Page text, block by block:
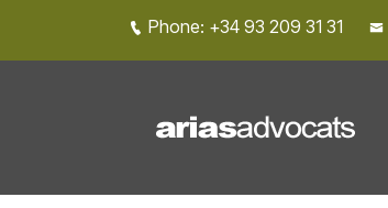
Phone: +34 93 209 31 31